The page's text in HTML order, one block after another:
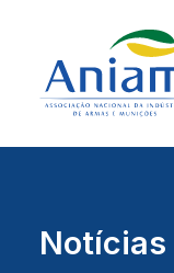
Notícias